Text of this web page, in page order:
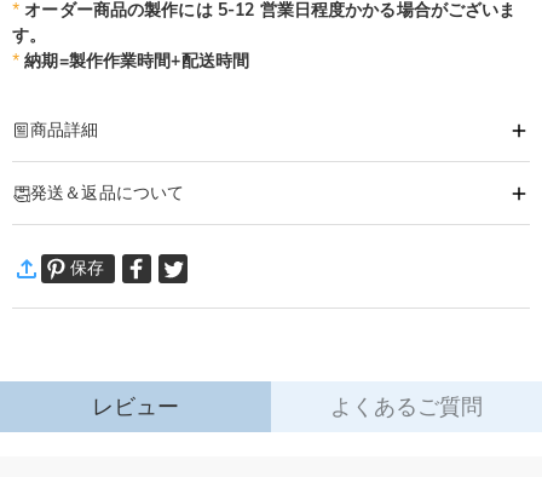
* オーダー商品の製作には 5-12 営業日程度かかる場合がございま
す。
* 納期=製作作業時間+配送時間
商品詳細
上質な PU レザーを使用し、丁寧な縫製と細やかな仕上げが魅力のチャームで
す。
耐久性に優れ、触り心地も良く、長くご愛用いただけます。
ユニークでおしゃれ、キュートなデザインを豊富にラインナップ。
ハンドバッグ、バックパック、トートバッグなど、さまざまなバッグに合わせ
加えてくれます。
バッグチャームとしてはもちろん、キーホルダーやカーチャームとしても活用
発送＆返品について
万一、ご注文商品にご満足いただけない場合は、商品が到着後60日
保存
レビュー よくあるご質問